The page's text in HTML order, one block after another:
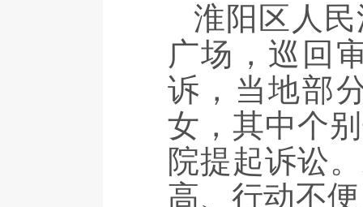
淮阳区人
广场，巡回
诉，当地部
女，其中个
院提起诉讼
高、行动不